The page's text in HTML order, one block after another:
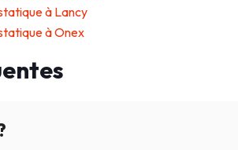
à Lancy
à Onex